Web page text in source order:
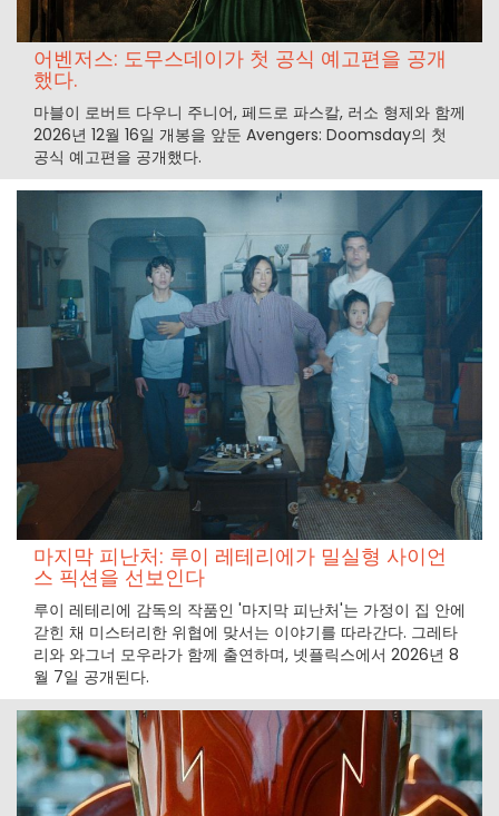
어벤저스: 도무스데이가 첫 공식 예고편을 공개
했다.
마블이 로버트 다우니 주니어, 페드로 파스칼, 러소 형제와 함께
2026년 12월 16일 개봉을 앞둔 Avengers: Doomsday의 첫
공식 예고편을 공개했다.
마지막 피난처: 루이 레테리에가 밀실형 사이언
스 픽션을 선보인다
루이 레테리에 감독의 작품인 '마지막 피난처'는 가정이 집 안에
갇힌 채 미스터리한 위협에 맞서는 이야기를 따라간다. 그레타
리와 와그너 모우라가 함께 출연하며, 넷플릭스에서 2026년 8
월 7일 공개된다.